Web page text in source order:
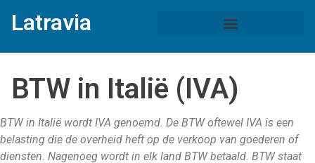
Latravia
BTW in Italië (IVA)
BTW in Italië wordt IVA genoemd. De BTW oftewel IVA is een
belasting die de overheid heft op de verkoop van goederen of
diensten. Nagenoeg wordt in elk land BTW betaald. BTW staat